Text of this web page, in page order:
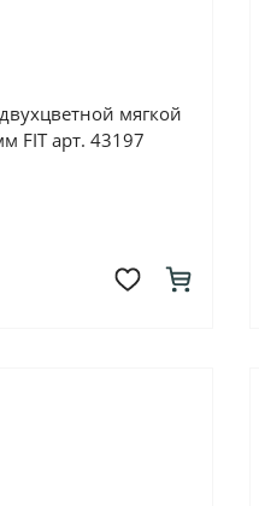
мягкой
FIT арт. 43197